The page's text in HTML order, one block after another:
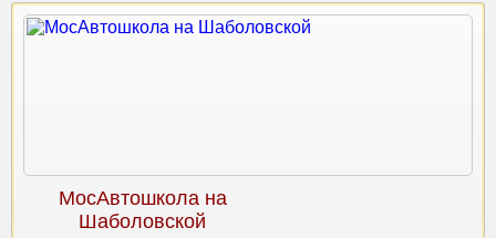
МосАвтошкола на
Шаболовской